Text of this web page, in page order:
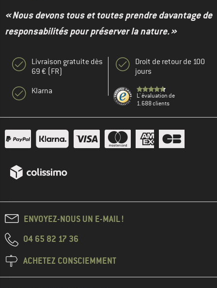
« Nous devons tous et toutes prendre davantage de
responsabilités pour préserver la nature. »
Livraison gratuite dès
69 € (FR)
Klarna
Droit de retour de 100
jours
L' évaluation de
1.688 clients
ENVOYEZ-NOUS UN E-MAIL !
04 65 82 17 36
ACHETEZ CONSCIEMMENT